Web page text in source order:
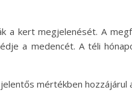
a kert megjelenését. A
a medencét. A téli
mértékben